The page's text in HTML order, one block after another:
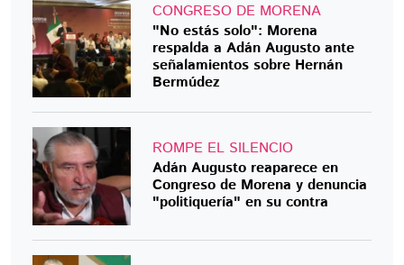
CONGRESO DE MORENA
"No estás solo": Morena
respalda a Adán Augusto ante
señalamientos sobre Hernán
Bermúdez
ROMPE EL SILENCIO
Adán Augusto reaparece en
Congreso de Morena y denuncia
"politiquería" en su contra